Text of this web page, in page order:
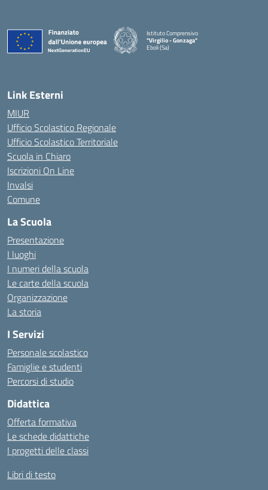
Istituto Comprensivo
"Virgilio - Gonzaga"
Eboli (Sa)
Link Esterni
MIUR
Ufficio Scolastico Regionale
Ufficio Scolastico Territoriale
Scuola in Chiaro
Iscrizioni On Line
Invalsi
Comune
La Scuola
Presentazione
I luoghi
I numeri della scuola
Le carte della scuola
Organizzazione
La storia
I Servizi
Personale scolastico
Famiglie e studenti
Percorsi di studio
Didattica
Offerta formativa
Le schede didattiche
I progetti delle classi
Libri di testo